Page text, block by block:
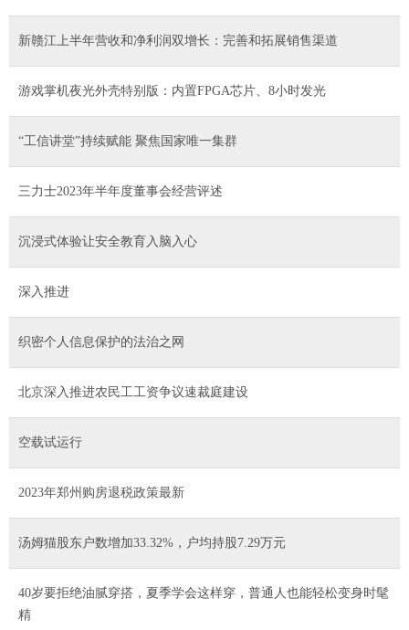
新赣江上半年营收和净利润双增长：完善和拓展销售渠道
游戏掌机夜光外壳特别版：内置FPGA芯片、8小时发光
“工信讲堂”持续赋能 聚焦国家唯一集群
三力士2023年半年度董事会经营评述
沉浸式体验让安全教育入脑入心
深入推进
织密个人信息保护的法治之网
北京深入推进农民工工资争议速裁庭建设
空载试运行
2023年郑州购房退税政策最新
汤姆猫股东户数增加33.32%，户均持股7.29万元
40岁要拒绝油腻穿搭，夏季学会这样穿，普通人也能轻松变身时髦
精